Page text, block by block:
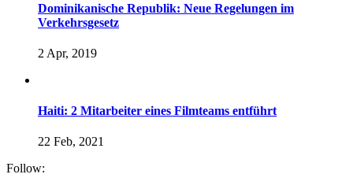
Dominikanische Republik: Neue Regelungen im
Verkehrsgesetz
2 Apr, 2019
Haiti: 2 Mitarbeiter eines Filmteams entführt
22 Feb, 2021
Follow: